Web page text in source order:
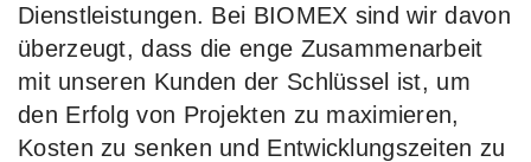
Dienstleistungen. Bei BIOMEX sind wir davon
überzeugt, dass die enge Zusammenarbeit
mit unseren Kunden der Schlüssel ist, um
den Erfolg von Projekten zu maximieren,
Kosten zu senken und Entwicklungszeiten zu